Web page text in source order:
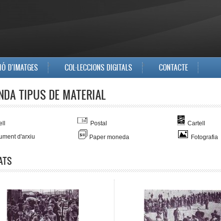
D'IMATGES COL·LECCIONS DIGITALS CONTACTE
TIPUS DE MATERIAL
Postal Cartell
d'arxiu
Paper moneda Fotografia